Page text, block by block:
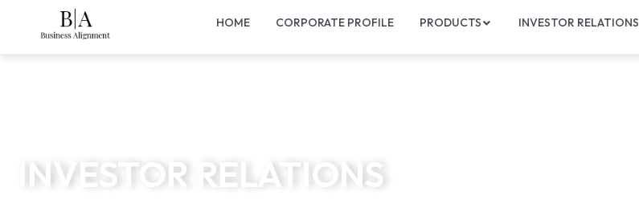
HOME CORPORATE PROFILE PRODUCTS INVESTOR RELATIONS
INVESTOR RELATIONS